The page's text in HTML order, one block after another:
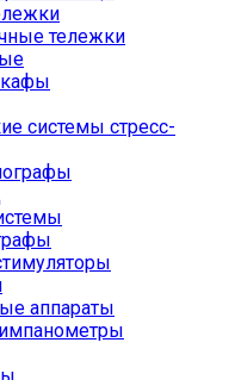
тележки
системы стресс-
аппараты